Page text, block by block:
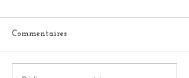
Commentaires